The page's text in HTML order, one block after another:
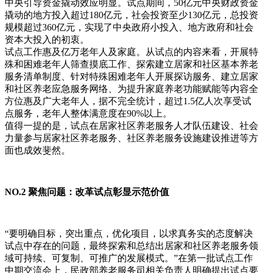
中央引导资金撬动效应明显。试点期间，50亿元中央财政资金
撬动的地方投入超过180亿元，社会投资至少130亿元，总投资
规模超过360亿元，实现了中央政府小投入、地方政府和社会
资本大投入的初衷。
试点工作惠及亿万老年人及家庭。从试点的内容来看，开展特
殊和困难老年人筛查摸底工作、探索建立居家和社区基本养老
服务清单制度、针对特殊困难老年人开展探访服务、建立居家
和社区养老应急服务网络、为提升家庭养老功能赋能等内容全
方位惠及广大老年人，据不完全统计，超过1.5亿人次享受试
点服务，老年人整体满意度在90%以上。
值得一提的是，试点在居家社区养老服务人才队伍建设、社会
力量参与居家社区养老服务、社区养老服务设施建设推进等方
面也成效斐然。
NO.2 聚焦问题：改革试点彰显示范价值
“要明确目标，突出重点，优化项目，以求真务实的态度解决
试点中存在的问题，最终探索和总结出居家和社区养老服务领
域可持续、可复制、可推广的发展模式。”在第一批试点工作
中期交流会上，民政部养老服务司相关负责人明确提出试点要